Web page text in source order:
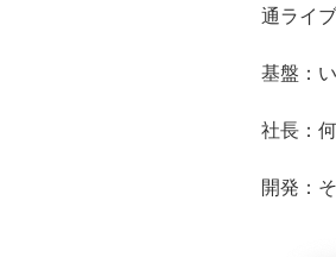
通ライ
基盤：
社長：
開発：